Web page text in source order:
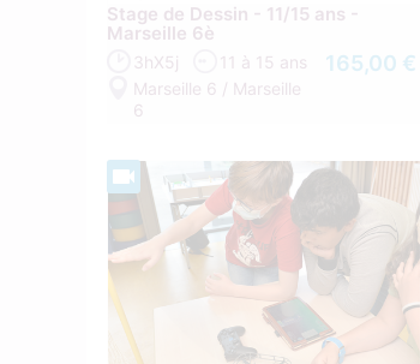
Stage de Dessin - 11/15 ans -
Marseille 6è
3hX5j
11 à 15 ans
Marseille 6 / Marseille
6
165,00 €